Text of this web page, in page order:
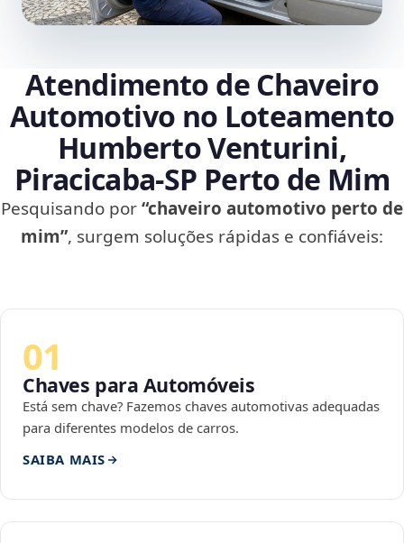
Atendimento de Chaveiro
Automotivo no Loteamento
Humberto Venturini,
Piracicaba‑SP Perto de Mim
Pesquisando por“chaveiro automotivo perto de
mim”, surgem soluções rápidas e confiáveis:
01
Chaves para Automóveis
Está sem chave? Fazemos chaves automotivas adequadas
para diferentes modelos de carros.
SAIBA MAIS